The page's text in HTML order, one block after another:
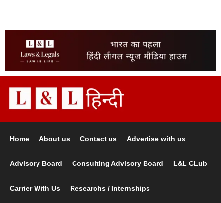
Home About us Contact us Advertise with us
Advisory Board Consulting Advisory Board L&L CLub
Carrier With Us Researchs / Internships